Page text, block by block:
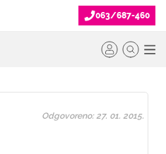
063/687-460
Odgovoreno: 27. 01. 2015.